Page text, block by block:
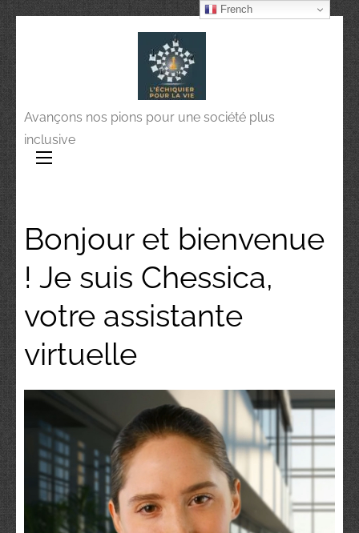
Avançons nos pions pour une société plus
inclusive
Bonjour et bienvenue
! Je suis Chessica,
votre assistante
virtuelle
French